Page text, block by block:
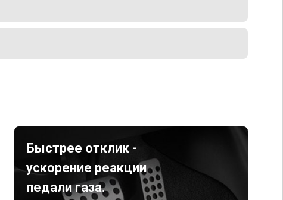
Быстрее отклик -
ускорение реакции
педали газа.